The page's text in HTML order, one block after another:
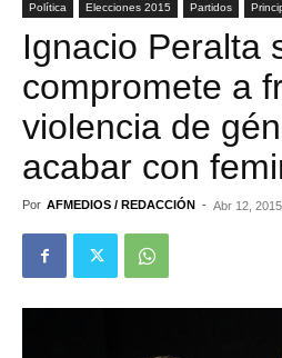
Política Elecciones 2015 Partidos
Ignacio Peralta
compromete a
violencia de
acabar con
Por AFMEDIOS / REDACCIÓN - Abr 12, 2015